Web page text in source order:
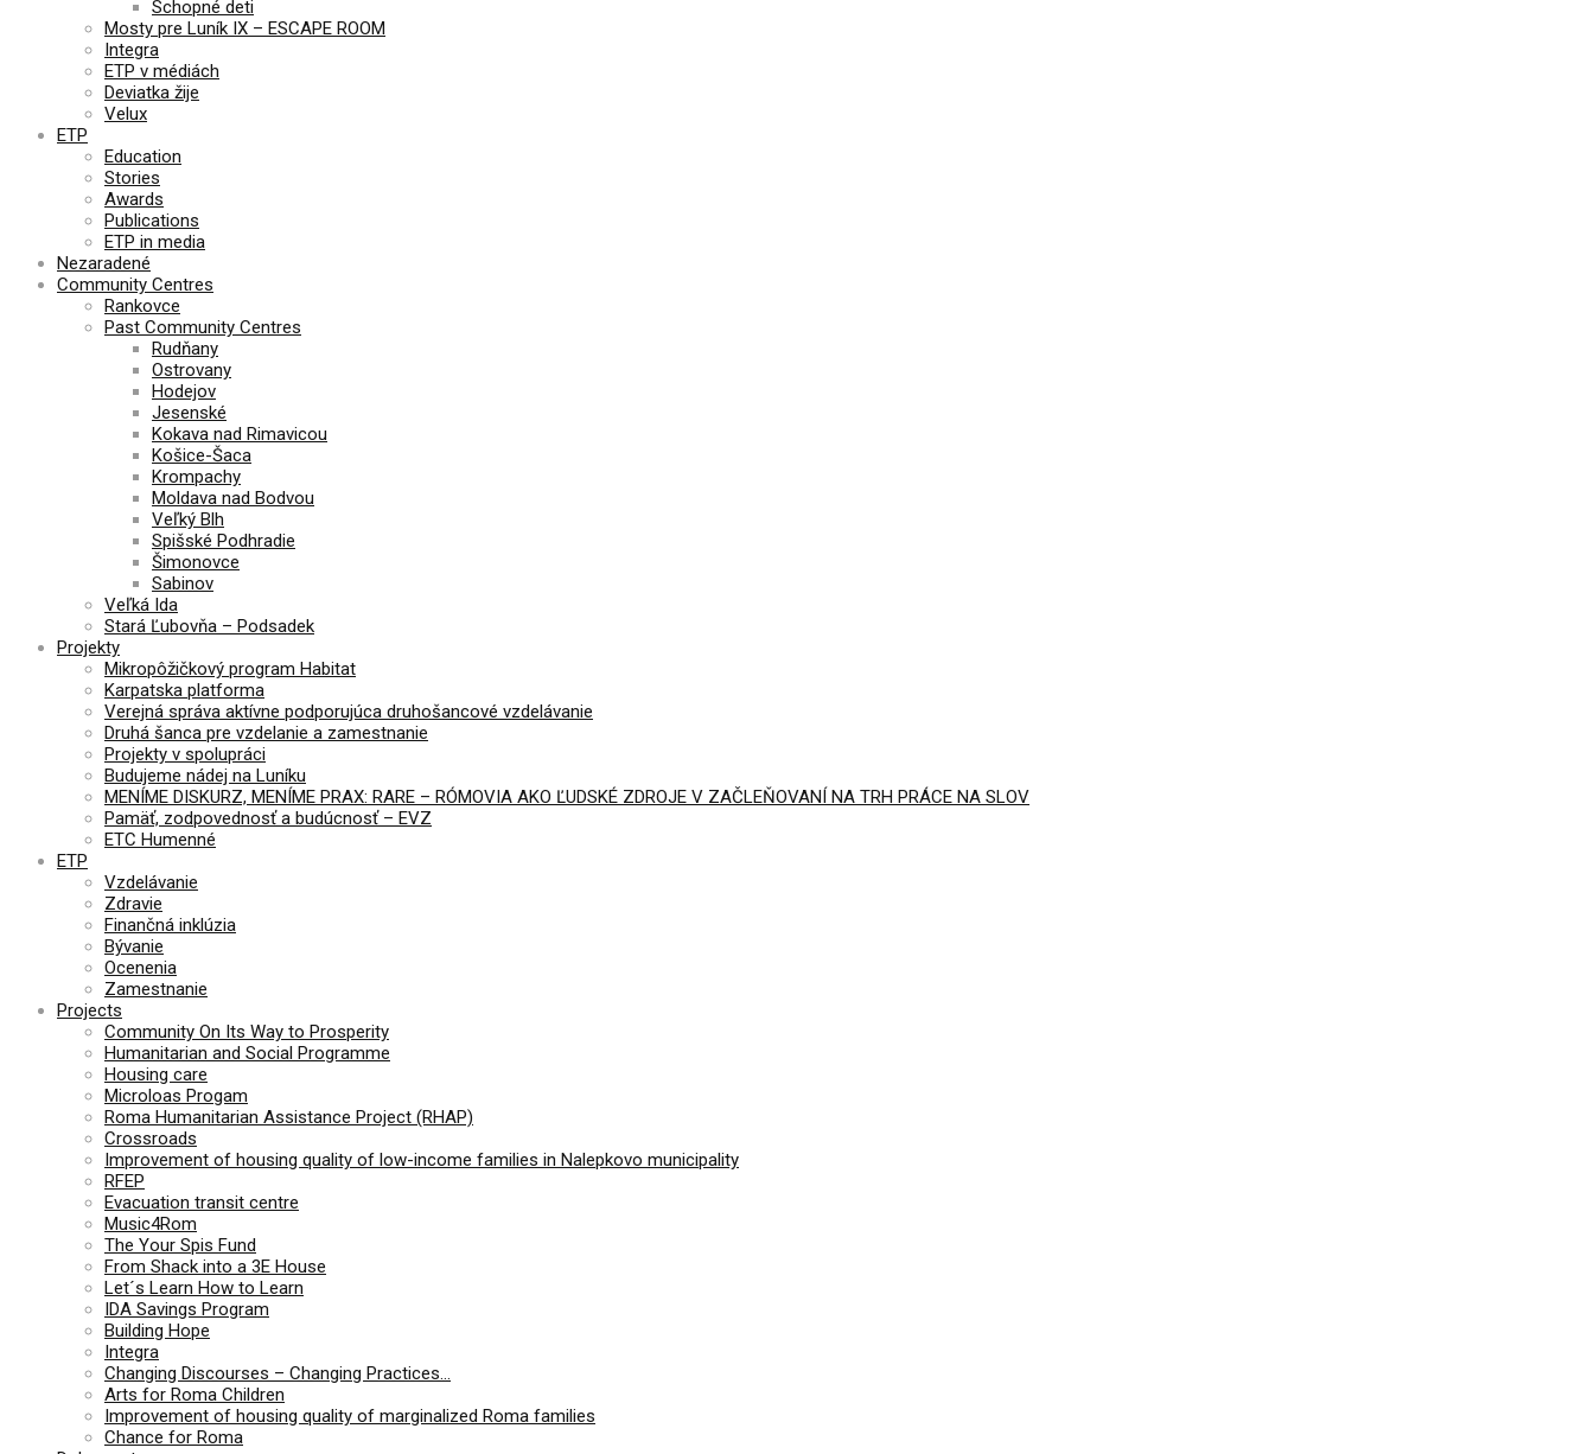
Schopné deti
Mosty pre Luník IX – ESCAPE ROOM
Integra
ETP v médiách
Deviatka žije
Velux
ETP
Education
Stories
Awards
Publications
ETP in media
Nezaradené
Community Centres
Rankovce
Past Community Centres
Rudňany
Ostrovany
Hodejov
Jesenské
Kokava nad Rimavicou
Košice-Šaca
Krompachy
Moldava nad Bodvou
Veľký Blh
Spišské Podhradie
Šimonovce
Sabinov
Veľká Ida
Stará Ľubovňa – Podsadek
Projekty
Mikropôžičkový program Habitat
Karpatska platforma
Verejná správa aktívne podporujúca druhošancové vzdelávanie
Druhá šanca pre vzdelanie a zamestnanie
Projekty v spolupráci
Budujeme nádej na Luníku
MENÍME DISKURZ, MENÍME PRAX: RARE – RÓMOVIA AKO ĽUDSKÉ ZDROJE V ZAČLEŇOVANÍ NA TRH PRÁCE NA SLOV
Pamäť, zodpovednosť a budúcnosť – EVZ
ETC Humenné
ETP
Vzdelávanie
Zdravie
Finančná inklúzia
Bývanie
Ocenenia
Zamestnanie
Projects
Community On Its Way to Prosperity
Humanitarian and Social Programme
Housing care
Microloas Progam
Roma Humanitarian Assistance Project (RHAP)
Crossroads
Improvement of housing quality of low-income families in Nalepkovo municipality
RFEP
Evacuation transit centre
Music4Rom
The Your Spis Fund
From Shack into a 3E House
Let´s Learn How to Learn
IDA Savings Program
Building Hope
Integra
Changing Discourses – Changing Practices…
Arts for Roma Children
Improvement of housing quality of marginalized Roma families
Chance for Roma